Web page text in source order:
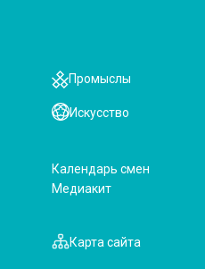
Искусство
Промыслы
Карта сайта
Календарь смен
Медиакит